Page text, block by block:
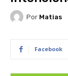
Por Matias
Facebook